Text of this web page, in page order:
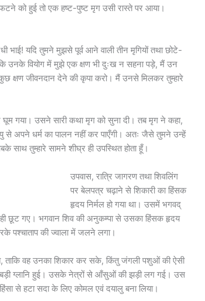
को हुई तो एक हष्ट-पुष्ट मृग उसी रास्ते पर आया।
भाई! यदि तुमने मुझसे पूर्व आने वाली तीन मृगियों तथा छोटे-
उनके वियोग में मुझे एक क्षण भी दुःख न सहना पड़े, मैं उन
क्षण जीवनदान देने की कृपा करो। मैं उनसे मिलकर तुम्हारे
घूम गया। उसने सारी कथा मृग को सुना दी। तब मृग ने कहा,
मृत्यु से अपने धर्म का पालन नहीं कर पाएँगी। अतः जैसे तुमने उन्हें
साथ तुम्हारे सामने शीघ्र ही उपस्थित होता हूँ।
उपवास, रात्रि जागरण तथा शिवलिंग
पर बेलपत्र चढ़ाने से शिकारी का हिंसक
हृदय निर्मल हो गया था। उसमें भगवद्
छूट गए। भगवान शिव की अनुकम्पा से उसका हिंसक हृदय
पश्चाताप की ज्वाला में जलने लगा।
ताकि वह उनका शिकार कर सके, किंतु जंगली पशुओं की ऐसी
बड़ी ग्लानि हुई। उसके नेत्रों से आँसुओं की झड़ी लग गई। उस
से हटा सदा के लिए कोमल एवं दयालु बना लिया।